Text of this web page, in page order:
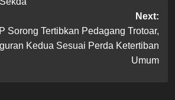
Next:
Sorong Tertibkan Pedagang Trotoar,
Kedua Sesuai Perda Ketertiban
Umum